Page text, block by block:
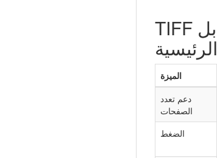
TIFF مقابل JPEG: الاختلافات
الرئيسية
الميزة
دعم تعدد
الصفحات
الضغط